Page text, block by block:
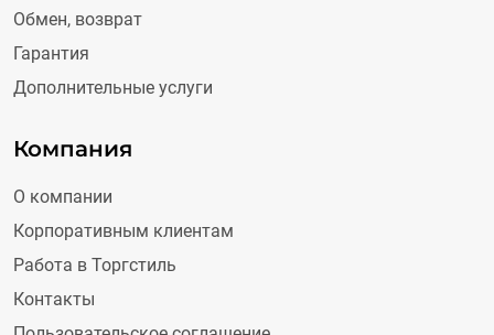
Обмен, возврат
Гарантия
Дополнительные услуги
Компания
О компании
Корпоративным клиентам
Работа в Торгстиль
Контакты